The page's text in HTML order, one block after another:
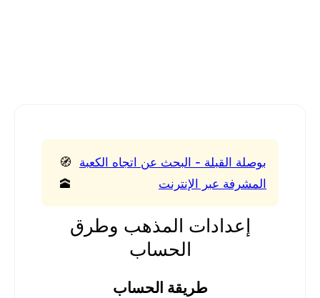
بوصلة القبلة - البحث عن اتجاه الكعبة
المشرفة عبر الإنترنت
🧭
🕋
إعدادات المذهب وطرق
الحساب
طريقة الحساب